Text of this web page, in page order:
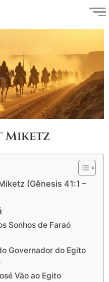
Miketz
(Gênesis 41:1 –
Sonhos de Faraó
Governador do Egito
Vão ao Egito